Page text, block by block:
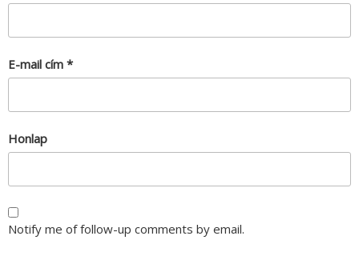
E-mail cím *
Honlap
Notify me of follow-up comments by email.